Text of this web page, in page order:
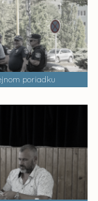
poriadku